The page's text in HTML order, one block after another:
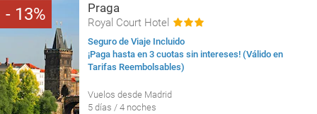
13 Praga
Royal Court Hotel
Seguro de Viaje Incluido
¡Paga hasta en 3 cuotas sin intereses! (Válido en
Tarifas Reembolsables)
Vuelos desde Madrid
5 días / 4 noches